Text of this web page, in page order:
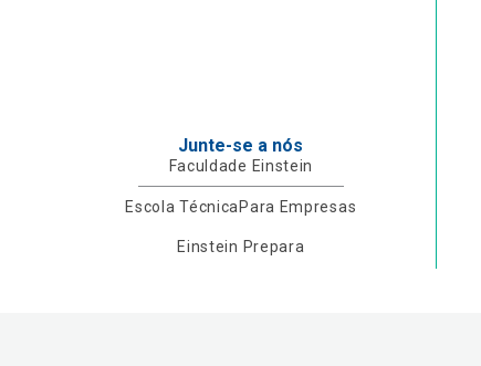
Junte-se a nós
Faculdade Einstein
Escola TécnicaPara Empresas
Einstein Prepara